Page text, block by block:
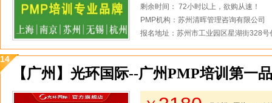
剩余时间： 72小时以上，欲购从速！
PMP机构：苏州清晖管理咨询有限公司
报名地址：苏州市工业园区星湖街328
14
【广州】光环国际--广州PMP培训第一